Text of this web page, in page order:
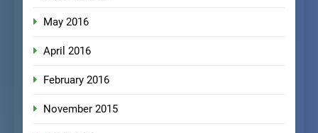
May 2016
April 2016
February 2016
November 2015